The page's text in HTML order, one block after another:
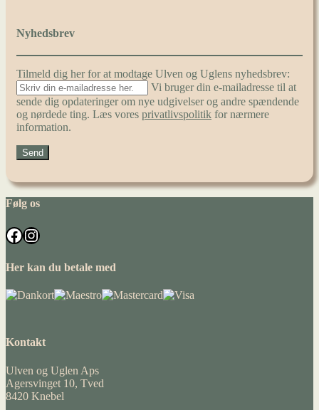
Nyhedsbrev
Tilmeld dig her for at modtage Ulven og Uglens nyhedsbrev:
Vi bruger din e-mailadresse til at
sende dig opdateringer om nye udgivelser og andre spændende
og nørdede ting. Læs vores privatlivspolitik for nærmere
information.
Følg os
Facebook
Instagram
Her kan du betale med
Kontakt
Ulven og Uglen Aps
Agersvinget 10, Tved
8420 Knebel